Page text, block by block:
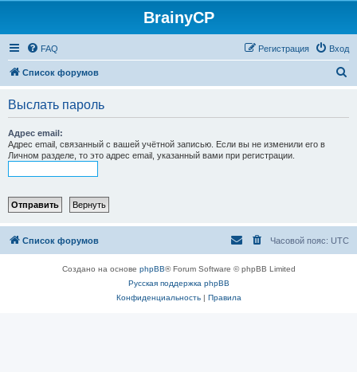
BrainyCP
FAQ Вход
Регистрация
Список форумов
Выслать пароль
Адрес email:
Адрес email, связанный с вашей учётной записью. Если вы не изменили его в
Личном разделе, то это адрес email, указанный вами при регистрации.
Список форумов Часовой пояс: UTC
Создано на основе phpBB® Forum Software © phpBB Limited
Русская поддержка phpBB
Конфиденциальность| Правила